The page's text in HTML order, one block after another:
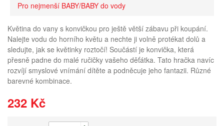
Pro nejmenší BABY/BABY do vody
Květina do vany s konvičkou pro ještě větší zábavu při koupání.
Nalejte vodu do horního květu a nechte ji volně protékat dolů a
sledujte, jak se květinky roztočí! Součástí je konvička, která
přesně padne do malé ručičky vašeho děťátka. Tato hračka navíc
rozvíjí smyslové vnímání dítěte a podněcuje jeho fantazii. Různé
barevné kombinace.
232 Kč